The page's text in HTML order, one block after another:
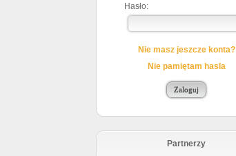
Hasło:
Nie masz jeszcze konta?
Nie pamiętam hasla
Partnerzy